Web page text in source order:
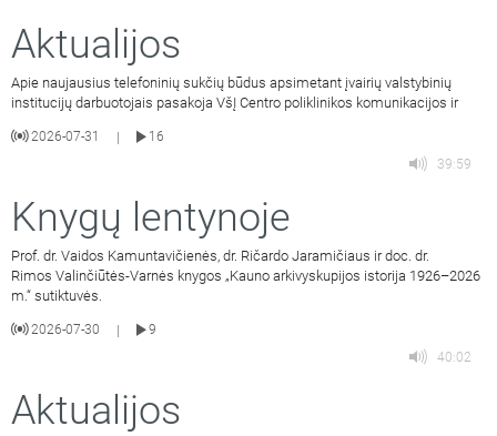
Aktualijos
Apie naujausius telefoninių sukčių būdus apsimetant įvairių valstybinių
institucijų darbuotojais pasakoja VšĮ Centro poliklinikos komunikacijos ir
2026-07-31 |
16
39:59
Knygų lentynoje
Prof. dr. Vaidos Kamuntavičienės, dr. Ričardo Jaramičiaus ir doc. dr.
Rimos Valinčiūtės-Varnės knygos „Kauno arkivyskupijos istorija 1926–2026
m.“ sutiktuvės.
2026-07-30 |
9
40:02
Aktualijos